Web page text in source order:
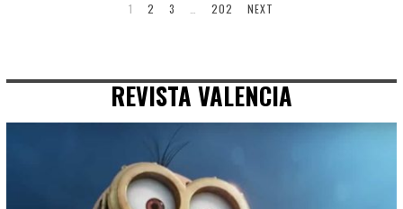
1 2 3 202 NEXT
REVISTA VALENCIA